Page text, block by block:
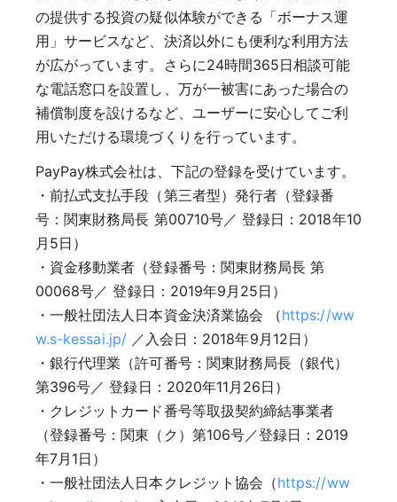
の提供する投資の疑似体験ができる「ボーナス運
用」サービスなど、決済以外にも便利な利用方法
が広がっています。さらに24時間365日相談可能
な電話窓口を設置し、万が一被害にあった場合の
補償制度を設けるなど、ユーザーに安心してご利
用いただける環境づくりを行っています。
PayPay株式会社は、下記の登録を受けています。
・前払式支払手段（第三者型）発行者（登録番
号：関東財務局長 第00710号／ 登録日：2018年10
月5日）
・資金移動業者（登録番号：関東財務局長 第
00068号／ 登録日：2019年9月25日）
・一般社団法人日本資金決済業協会 （https://ww
w.s-kessai.jp/／入会日：2018年9月12日）
・銀行代理業（許可番号：関東財務局長（銀代）
第396号／ 登録日：2020年11月26日）
・クレジットカード番号等取扱契約締結事業者
（登録番号：関東（ク）第106号／登録日：2019
年7月1日）
・一般社団法人日本クレジット協会（https://ww